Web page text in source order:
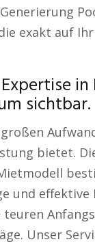
exakt auf
sichtbar.
bietet.
und effektive
Unser